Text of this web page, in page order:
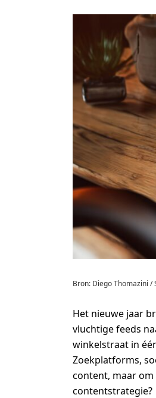
Bron: Diego Thomazini /
Het nieuwe jaar
vluchtige feeds
winkelstraat in
Zoekplatforms,
content, maar
contentstrategie?